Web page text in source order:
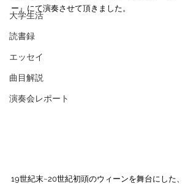
大学生活
読書録
エッセイ
曲目解説
演奏会レポート
ー』にて演奏させて頂きました。
19世紀末~20世紀初頭のウィーンを舞台にした、